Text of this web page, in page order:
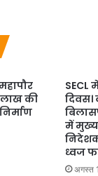
की
SECL
दिवस।
में मुख्य
निदेशक
ध्वज
अगस्त